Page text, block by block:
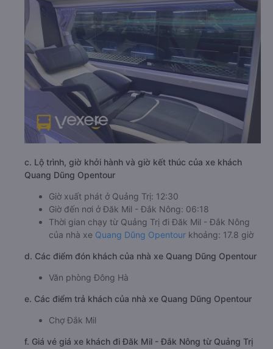
c. Lộ trình, giờ khởi hành và giờ kết thúc của xe khách
Quang Dũng Opentour
Giờ xuất phát ở Quảng Trị: 12:30
Giờ đến nơi ở Đăk Mil - Đắk Nông: 06:18
Thời gian chạy từ Quảng Trị đi Đăk Mil - Đắk Nông
của nhà xe Quang Dũng Opentour khoảng: 17.8 giờ
d. Các điểm đón khách của nhà xe Quang Dũng Opentour
Văn phòng Đông Hà
e. Các điểm trả khách của nhà xe Quang Dũng Opentour
Chợ Đắk Mil
f. Giá vé giá xe khách đi Đăk Mil - Đắk Nông từ Quảng Trị